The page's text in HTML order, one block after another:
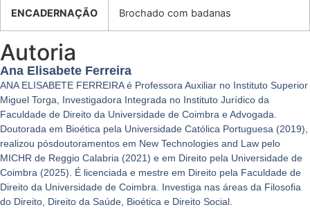
ENCADERNAÇÃO Brochado com badanas
Autoria
Ana Elisabete Ferreira
ANA ELISABETE FERREIRA é Professora Auxiliar no Instituto Superior
Miguel Torga, Investigadora Integrada no Instituto Jurídico da
Faculdade de Direito da Universidade de Coimbra e Advogada.
Doutorada em Bioética pela Universidade Católica Portuguesa (2019),
realizou pósdoutoramentos em New Technologies and Law pelo
MICHR de Reggio Calabria (2021) e em Direito pela Universidade de
Coimbra (2025). É licenciada e mestre em Direito pela Faculdade de
Direito da Universidade de Coimbra. Investiga nas áreas da Filosofia
do Direito, Direito da Saúde, Bioética e Direito Social.